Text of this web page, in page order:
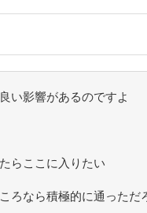
い影響があるのですよ
らここに入りたい
ろなら積極的に通っただ